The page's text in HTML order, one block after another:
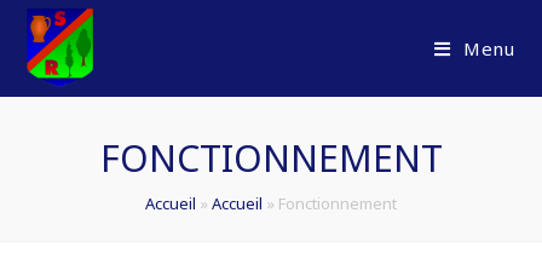
Skip
content
Menu
FONCTIONNEMENT
Accueil » Accueil » Fonctionnement